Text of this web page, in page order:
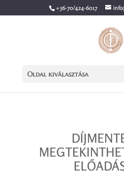
+36-70/424-6017
Oldal kiválasztása